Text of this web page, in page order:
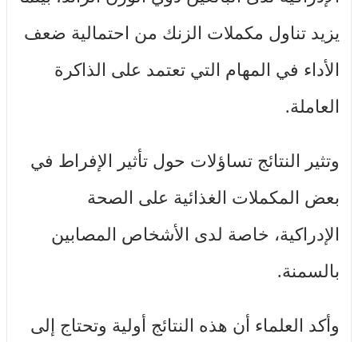
يزيد تناول مكملات الزنك من احتمالية ضعف
الأداء في المهام التي تعتمد على الذاكرة
العاملة.
وتثير النتائج تساؤلات حول تأثير الإفراط في
بعض المكملات الغذائية على الصحة
الإدراكية، خاصة لدى الأشخاص المصابين
بالسمنة.
وأكد العلماء أن هذه النتائج أولية وتحتاج إلى